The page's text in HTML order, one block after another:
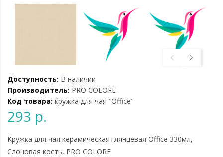
Доступность: В наличии
Производитель: PRO COLORE
Код товара: кружка для чая "Office"
293 р.
Кружка для чая керамическая глянцевая Office 330мл,
Слоновая кость, PRO COLORE